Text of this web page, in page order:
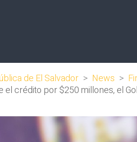
de El Salvador > News >
el crédito por $250 millones, el